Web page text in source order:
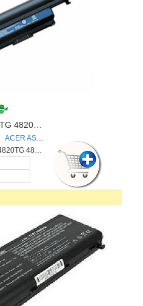
ACER AS10B51
Modello: Acer TimelineX 3820T 4820TG 4820T 5820T series